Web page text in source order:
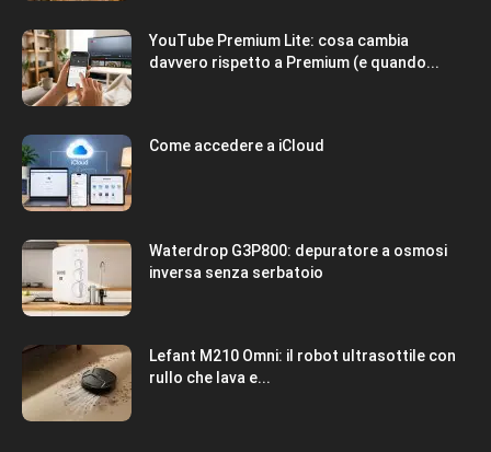
YouTube Premium Lite: cosa cambia
davvero rispetto a Premium (e quando...
Come accedere a iCloud
Waterdrop G3P800: depuratore a osmosi
inversa senza serbatoio
Lefant M210 Omni: il robot ultrasottile con
rullo che lava e...